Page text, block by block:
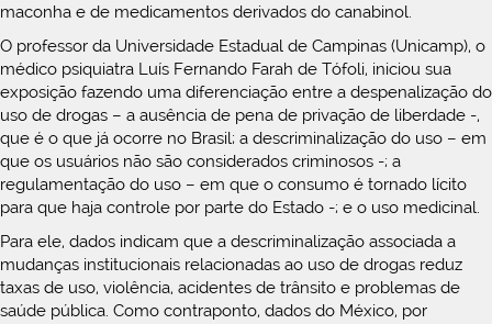
maconha e de medicamentos derivados do canabinol.
O professor da Universidade Estadual de Campinas (Unicamp), o
médico psiquiatra Luís Fernando Farah de Tófoli, iniciou sua
exposição fazendo uma diferenciação entre a despenalização do
uso de drogas – a ausência de pena de privação de liberdade -,
que é o que já ocorre no Brasil; a descriminalização do uso – em
que os usuários não são considerados criminosos -; a
regulamentação do uso – em que o consumo é tornado lícito
para que haja controle por parte do Estado -; e o uso medicinal.
Para ele, dados indicam que a descriminalização associada a
mudanças institucionais relacionadas ao uso de drogas reduz
taxas de uso, violência, acidentes de trânsito e problemas de
saúde pública. Como contraponto, dados do México, por